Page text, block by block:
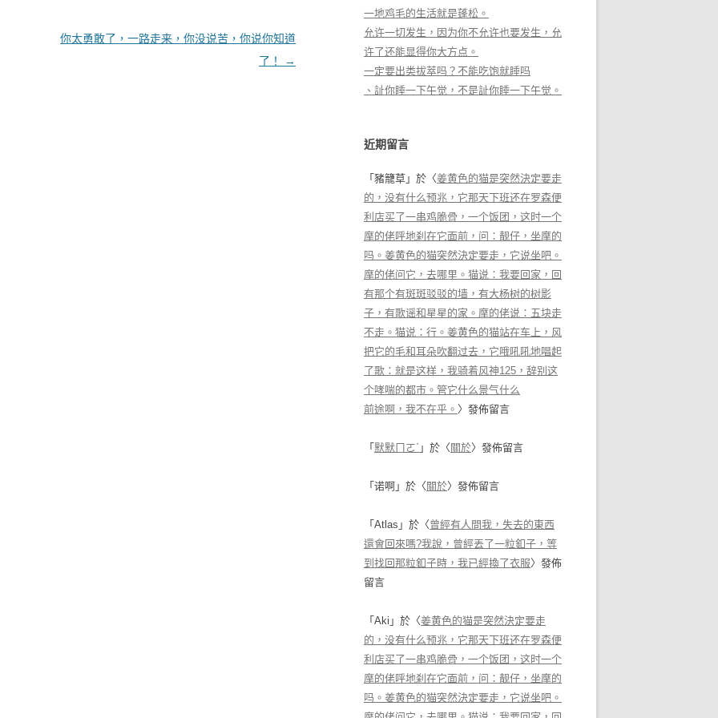
你太勇敢了，一路走来，你没说苦，你说你知道
了！
→
一地鸡毛的生活就是蓬松。
允许一切发生，因为你不允许也要发生，允
许了还能显得你大方点。
一定要出类拔萃吗？不能吃饱就睡吗
、訨你睡一下午觉，不是訨你睡一下午觉。
近期留言
「 豬籠草 」於〈姜黄色的猫是突然決定要走
的，没有什么预兆，它那天下班还在罗森便
利店买了一串鸡脆骨，一个饭团，这时一个
摩的佬呼地刹在它面前，问：靓仔，坐摩的
吗。姜黄色的猫突然決定要走，它说坐吧。
摩的佬问它，去哪里。猫说：我要回家，回
有那个有斑斑驳驳的墙，有大杨树的树影
子，有歌谣和星星的家。摩的佬说：五块走
不走。猫说：行。姜黄色的猫站在车上，风
把它的毛和耳朵吹翻过去，它哦吼吼地唱起
了歌：就是这样，我骑着风神125，辞别这
个哮喘的都市。管它什么景气什么
前途啊，我不在乎。 〉發佈留言
「 默默ㄇㄛˋ 」於〈 關於〉發佈留言
「 诺啊 」於〈 關於〉發佈留言
「 Atlas 」於〈曾經有人問我，失去的東西
還會回來嗎?我說，曾經丟了一粒釦子，等
到找回那粒釦子時，我已經換了衣服〉發佈
留言
「 Aki 」於〈姜黄色的猫是突然決定要走
的，没有什么预兆，它那天下班还在罗森便
利店买了一串鸡脆骨，一个饭团，这时一个
摩的佬呼地刹在它面前，问：靓仔，坐摩的
吗。姜黄色的猫突然決定要走，它说坐吧。